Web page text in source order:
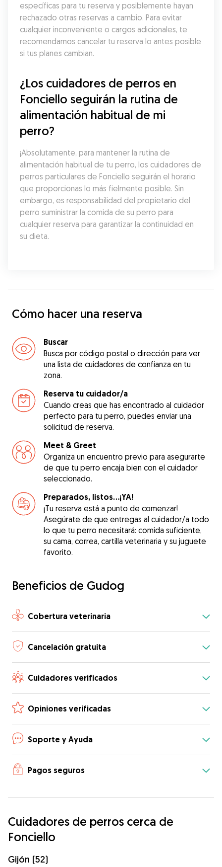
específicas para tu reserva y posiblemente hayan
rechazado otras reservas a cambio. Para evitar
cualquier inconveniente o cargos adicionales, te
recomendamos cancelar tu reserva lo antes posible
si tus planes cambian.
¿Los cuidadores de perros en
Fonciello seguirán la rutina de
alimentación habitual de mi
perro?
¡Absolutamente, para mantener la rutina de
alimentación habitual de tu perro, los cuidadores de
perros particulares de Fonciello seguirán el horario
que proporcionas lo más fielmente posible. Sin
embargo, es responsabilidad del propietario del
perro suministrar la comida de su perro para
cualquier reserva para garantizar la continuidad en
su dieta.
Cómo hacer una reserva
Buscar
Busca por código postal o dirección para ver
una lista de cuidadores de confianza en tu
zona.
Reserva tu cuidador/a
Cuando creas que has encontrado al cuidador
perfecto para tu perro, puedes enviar una
solicitud de reserva.
Meet & Greet
Organiza un encuentro previo para asegurarte
de que tu perro encaja bien con el cuidador
seleccionado.
Preparados, listos...¡YA!
¡Tu reserva está a punto de comenzar!
Asegúrate de que entregas al cuidador/a todo
lo que tu perro necesitará: comida suficiente,
su cama, correa, cartilla veterinaria y su juguete
favorito.
Beneficios de Gudog
Cobertura veterinaria
Cancelación gratuita
Cuidadores verificados
Opiniones verificadas
Soporte y Ayuda
Pagos seguros
Cuidadores de perros cerca de
Fonciello
Gijón (52)